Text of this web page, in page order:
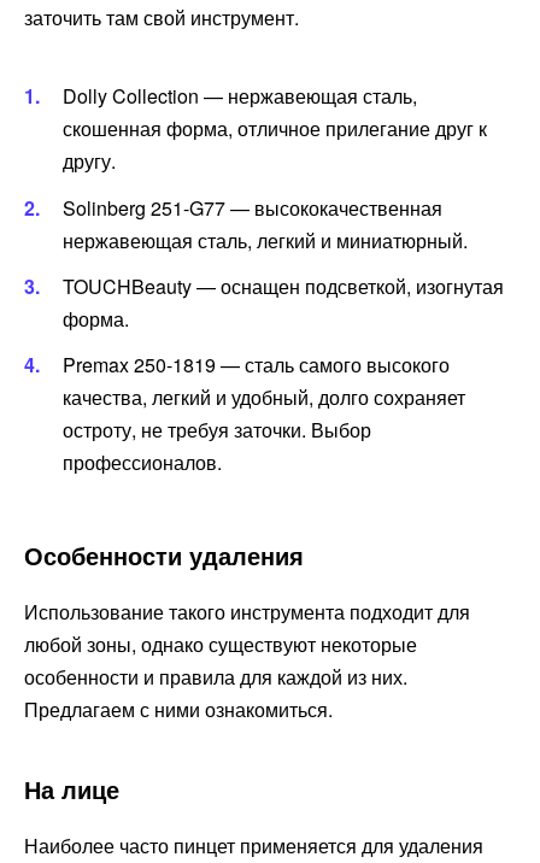
заточить там свой инструмент.
Dolly Collection — нержавеющая сталь,
скошенная форма, отличное прилегание друг к
другу.
Solinberg 251-G77 — высококачественная
нержавеющая сталь, легкий и миниатюрный.
TOUCHBeauty — оснащен подсветкой, изогнутая
форма.
Premax 250-1819 — сталь самого высокого
качества, легкий и удобный, долго сохраняет
остроту, не требуя заточки. Выбор
профессионалов.
Особенности удаления
Использование такого инструмента подходит для
любой зоны, однако существуют некоторые
особенности и правила для каждой из них.
Предлагаем с ними ознакомиться.
На лице
Наиболее часто пинцет применяется для удаления